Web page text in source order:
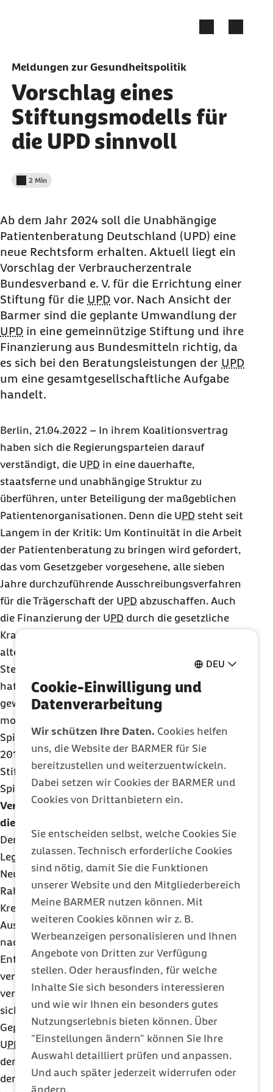
DEU
Cookie-Einwilligung und
Datenverarbeitung
Wir schützen Ihre Daten. Cookies helfen
uns, die Website der BARMER für Sie
bereitzustellen und weiterzuentwickeln.
Dabei setzen wir Cookies der BARMER und
Cookies von Drittanbietern ein.
Sie entscheiden selbst, welche Cookies Sie
zulassen. Technisch erforderliche Cookies
sind nötig, damit Sie die Funktionen
unserer Website und den Mitgliederbereich
Meine BARMER nutzen können. Mit
weiteren Cookies können wir z. B.
Werbeanzeigen personalisieren und Ihnen
Angebote von Dritten zur Verfügung
stellen. Oder herausfinden, für welche
Inhalte Sie sich besonders interessieren
und wie wir Ihnen ein besonders gutes
Nutzungserlebnis bieten können. Über
"Einstellungen ändern" können Sie Ihre
Auswahl detailliert prüfen und anpassen.
Und auch später jederzeit widerrufen oder
ändern.
Meldungen zur Gesundheitspolitik
Vorschlag eines
Stiftungsmodells für
die UPD sinnvoll
Lesedauer weniger als
2 Min
Ab dem Jahr 2024 soll die Unabhängige
Patientenberatung Deutschland (UPD) eine
neue Rechtsform erhalten. Aktuell liegt ein
Vorschlag der Verbraucherzentrale
Bundesverband e. V. für die Errichtung einer
Stiftung für die UPD vor. Nach Ansicht der
Barmer sind die geplante Umwandlung der
UPD in eine gemeinnützige Stiftung und ihre
Finanzierung aus Bundesmitteln richtig, da
es sich bei den Beratungsleistungen der UPD
um eine gesamtgesellschaftliche Aufgabe
handelt.
Berlin, 21.04.2022 – In ihrem Koalitionsvertrag
haben sich die Regierungsparteien darauf
verständigt, die UPD in eine dauerhafte,
staatsferne und unabhängige Struktur zu
überführen, unter Beteiligung der maßgeblichen
Patientenorganisationen. Denn die UPD steht seit
Langem in der Kritik: Um Kontinuität in die Arbeit
der Patientenberatung zu bringen wird gefordert,
das vom Gesetzgeber vorgesehene, alle sieben
Jahre durchzuführende Ausschreibungsverfahren
für die Trägerschaft der UPD abzuschaffen. Auch
die Finanzierung der UPD durch die gesetzliche
Krankenversicherung wird kritisch gesehen,
alternative Vorschläge sehen eine
Steuerfinanzierung vor. Der Bundesrechnungshof
hat im Jahr 2020 die enge Bindung derUPD
gewinnorientiertes Wirtschaftsunternehmen
moniert – nach der Ausschreibung durch den GKV-
Spitzenverband hatte die Sanvartis GmbH im Jahr
2015 den Zuschlag erhalten – und bereits ein
Stiftungsmodell für die Patientenberatung ins
Spiel gebracht.
Verbraucherzentrale schlägt Stiftungsmodell für
die UPD vor
Der Gesetzgeber hat bereits in der letzten
Legislaturperiode eine institutionelle
Neuausrichtung derUPDeingeleitet: So wurde im
Rahmen der Gesetzgebung zum
Krebsregisterdatengesetz das Verfahren der
Ausschreibung im Sozialgesetzbuch gestrichen –
nach Auffassung der Barmer eine richtige
Entscheidung, um die mit einem Trägerwechsel
verbundenen Reibungsverluste in Zukunft zu
vermeiden und die Kontinuität der Beratungsarbeit
sicherzustellen.
Geprüft wird nun, wie eine Stiftungslösung für die
UPD
ausgestaltet werden kann. Gemeinsam mit
dem Sozialverband Deutschland (SoVD) e. V. und
dem Sozialverband VdK Deutschland e. V. hat die